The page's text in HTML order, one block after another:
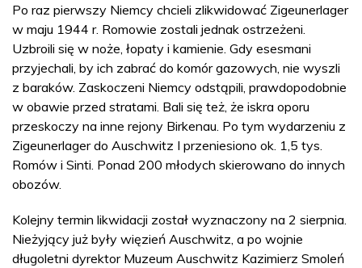
Po raz pierwszy Niemcy chcieli zlikwidować Zigeunerlager
w maju 1944 r. Romowie zostali jednak ostrzeżeni.
Uzbroili się w noże, łopaty i kamienie. Gdy esesmani
przyjechali, by ich zabrać do komór gazowych, nie wyszli
z baraków. Zaskoczeni Niemcy odstąpili, prawdopodobnie
w obawie przed stratami. Bali się też, że iskra oporu
przeskoczy na inne rejony Birkenau. Po tym wydarzeniu z
Zigeunerlager do Auschwitz I przeniesiono ok. 1,5 tys.
Romów i Sinti. Ponad 200 młodych skierowano do innych
obozów.
Kolejny termin likwidacji został wyznaczony na 2 sierpnia.
Nieżyjący już były więzień Auschwitz, a po wojnie
długoletni dyrektor Muzeum Auschwitz Kazimierz Smoleń